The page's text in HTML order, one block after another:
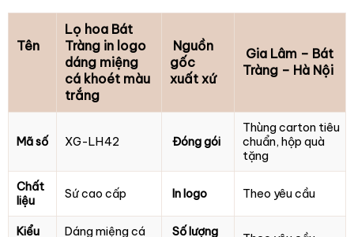
Tên
Lọ hoa Bát
Tràng in logo
dáng miệng
cá khoét màu
trắng
Nguồn
gốc
xuất xứ
Gia Lâm – Bát
Tràng – Hà Nội
Mã số XG-LH42 Đóng gói
Thùng carton tiêu
chuẩn, hộp quà
tặng
Chất
liệu
Sứ cao cấp In logo Theo yêu cầu
Kiểu
Dáng miệng cá
Số lượng